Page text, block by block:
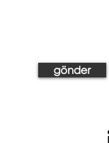
gönder